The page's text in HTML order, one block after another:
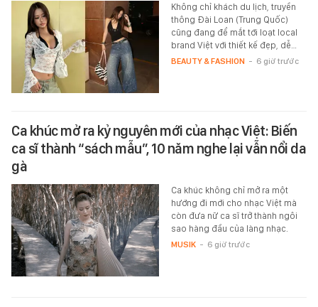
Không chỉ khách du lịch, truyền
thông Đài Loan (Trung Quốc)
cũng đang để mắt tới loạt local
brand Việt với thiết kế đẹp, dễ…
BEAUTY & FASHION - 6 giờ trước
Ca khúc mở ra kỷ nguyên mới của nhạc Việt: Biến
ca sĩ thành “sách mẫu”, 10 năm nghe lại vẫn nổi da
gà
Ca khúc không chỉ mở ra một
hướng đi mới cho nhạc Việt mà
còn đưa nữ ca sĩ trở thành ngôi
sao hàng đầu của làng nhạc.
MUSIK - 6 giờ trước